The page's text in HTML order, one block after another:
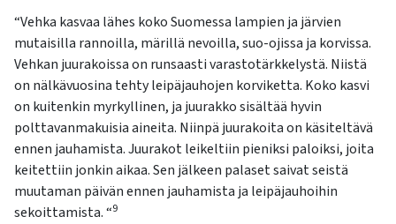
“Vehka kasvaa lähes koko Suomessa lampien ja järvien
mutaisilla rannoilla, märillä nevoilla, suo-ojissa ja korvissa.
Vehkan juurakoissa on runsaasti varastotärkkelystä. Niistä
on nälkävuosina tehty leipäjauhojen korviketta. Koko kasvi
on kuitenkin myrkyllinen, ja juurakko sisältää hyvin
polttavanmakuisia aineita. Niinpä juurakoita on käsiteltävä
ennen jauhamista. Juurakot leikeltiin pieniksi paloiksi, joita
keitettiin jonkin aikaa. Sen jälkeen palaset saivat seistä
muutaman päivän ennen jauhamista ja leipäjauhoihin
sekoittamista. “9